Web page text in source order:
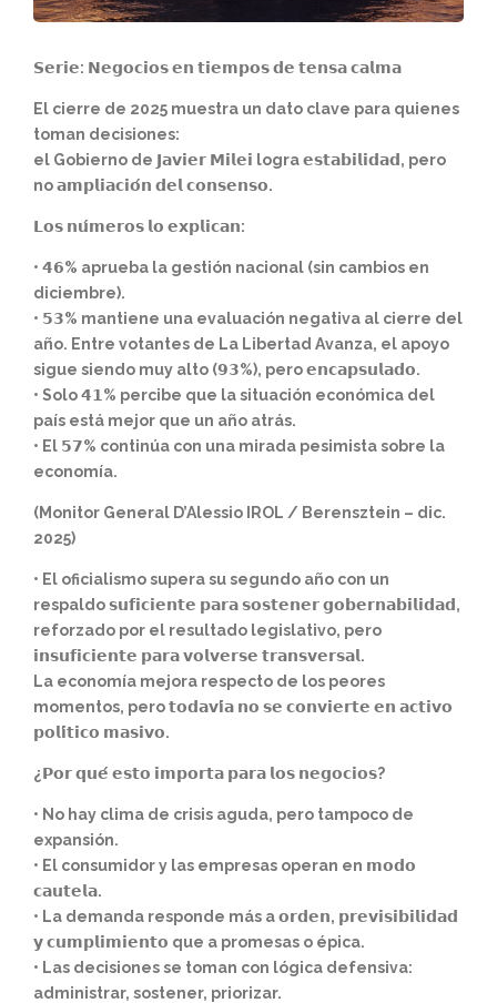
𝗦𝗲𝗿𝗶𝗲: 𝗡𝗲𝗴𝗼𝗰𝗶𝗼𝘀 𝗲𝗻 𝘁𝗶𝗲𝗺𝗽𝗼𝘀 𝗱𝗲 𝘁𝗲𝗻𝘀𝗮 𝗰𝗮𝗹𝗺𝗮
El cierre de 2025 muestra un dato clave para quienes
toman decisiones:
el Gobierno de 𝗝𝗮𝘃𝗶𝗲𝗿 𝗠𝗶𝗹𝗲𝗶 logra 𝗲𝘀𝘁𝗮𝗯𝗶𝗹𝗶𝗱𝗮𝗱, pero
no 𝗮𝗺𝗽𝗹𝗶𝗮𝗰𝗶𝗼́𝗻 𝗱𝗲𝗹 𝗰𝗼𝗻𝘀𝗲𝗻𝘀𝗼.
𝗟𝗼𝘀 𝗻𝘂́𝗺𝗲𝗿𝗼𝘀 𝗹𝗼 𝗲𝘅𝗽𝗹𝗶𝗰𝗮𝗻:
• 𝟰𝟲% aprueba la gestión nacional (sin cambios en
diciembre).
• 𝟱𝟯% mantiene una evaluación negativa al cierre del
año. Entre votantes de La Libertad Avanza, el apoyo
sigue siendo muy alto (𝟵𝟯%), pero 𝗲𝗻𝗰𝗮𝗽𝘀𝘂𝗹𝗮𝗱𝗼.
• Solo 𝟰𝟭% percibe que la situación económica del
país está mejor que un año atrás.
• El 𝟱𝟳% continúa con una mirada pesimista sobre la
economía.
(Monitor General D’Alessio IROL / Berensztein – dic.
2025)
• El oficialismo supera su segundo año con un
respaldo 𝘀𝘂𝗳𝗶𝗰𝗶𝗲𝗻𝘁𝗲 𝗽𝗮𝗿𝗮 𝘀𝗼𝘀𝘁𝗲𝗻𝗲𝗿 𝗴𝗼𝗯𝗲𝗿𝗻𝗮𝗯𝗶𝗹𝗶𝗱𝗮𝗱,
reforzado por el resultado legislativo, pero
𝗶𝗻𝘀𝘂𝗳𝗶𝗰𝗶𝗲𝗻𝘁𝗲 𝗽𝗮𝗿𝗮 𝘃𝗼𝗹𝘃𝗲𝗿𝘀𝗲 𝘁𝗿𝗮𝗻𝘀𝘃𝗲𝗿𝘀𝗮𝗹.
La economía mejora respecto de los peores
momentos, pero 𝘁𝗼𝗱𝗮𝘃𝗶́𝗮 𝗻𝗼 𝘀𝗲 𝗰𝗼𝗻𝘃𝗶𝗲𝗿𝘁𝗲 𝗲𝗻 𝗮𝗰𝘁𝗶𝘃𝗼
𝗽𝗼𝗹𝗶́𝘁𝗶𝗰𝗼 𝗺𝗮𝘀𝗶𝘃𝗼.
¿𝗣𝗼𝗿 𝗾𝘂𝗲́ 𝗲𝘀𝘁𝗼 𝗶𝗺𝗽𝗼𝗿𝘁𝗮 𝗽𝗮𝗿𝗮 𝗹𝗼𝘀 𝗻𝗲𝗴𝗼𝗰𝗶𝗼𝘀?
• No hay clima de crisis aguda, pero tampoco de
expansión.
• El consumidor y las empresas operan en 𝗺𝗼𝗱𝗼
𝗰𝗮𝘂𝘁𝗲𝗹𝗮.
• La demanda responde más a 𝗼𝗿𝗱𝗲𝗻, 𝗽𝗿𝗲𝘃𝗶𝘀𝗶𝗯𝗶𝗹𝗶𝗱𝗮𝗱
𝘆 𝗰𝘂𝗺𝗽𝗹𝗶𝗺𝗶𝗲𝗻𝘁𝗼 que a promesas o épica.
• Las decisiones se toman con lógica defensiva:
administrar, sostener, priorizar.